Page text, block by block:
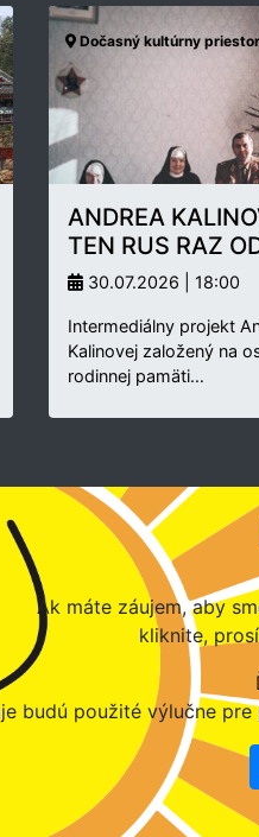
Dočasný kultúrny
ANDREA
TEN RUS RAZ
30.07.2026 | 18:00
Intermediálny projekt
Kalinovej založený na
rodinnej pamäti…
Ak máte záujem, aby
kliknite,
budú použité výlučne